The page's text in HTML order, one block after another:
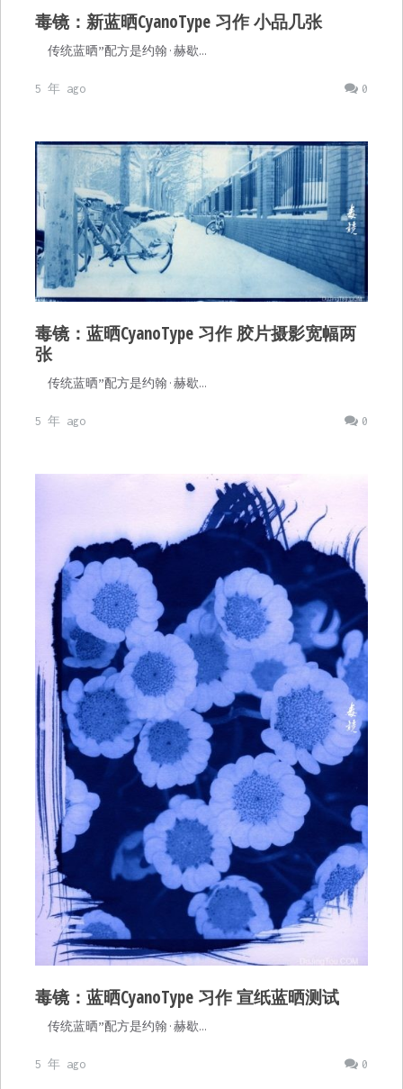
毒镜：新蓝晒CyanoType 习作 小品几张
传统蓝晒”配方是约翰·赫歇…
0
5 年 ago
毒镜：蓝晒CyanoType 习作 胶片摄影宽幅两
张
传统蓝晒”配方是约翰·赫歇…
0
5 年 ago
毒镜：蓝晒CyanoType 习作 宣纸蓝晒测试
传统蓝晒”配方是约翰·赫歇…
0
5 年 ago